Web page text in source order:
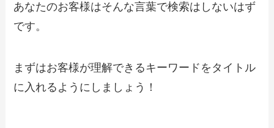
あなたのお客様はそんな言葉で検索はしないはず
です。
まずはお客様が理解できるキーワードをタイトル
に入れるようにしましょう！